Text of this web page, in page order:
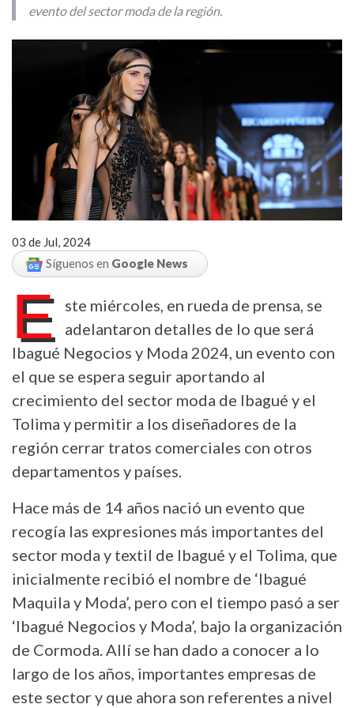
evento del sector moda de la región.
03 de Jul, 2024
Síguenos en Google News
E
ste miércoles, en rueda de prensa, se
adelantaron detalles de lo que será
Ibagué Negocios y Moda 2024, un evento con
el que se espera seguir aportando al
crecimiento del sector moda de Ibagué y el
Tolima y permitir a los diseñadores de la
región cerrar tratos comerciales con otros
departamentos y países.
Hace más de 14 años nació un evento que
recogía las expresiones más importantes del
sector moda y textil de Ibagué y el Tolima, que
inicialmente recibió el nombre de ‘Ibagué
Maquila y Moda’, pero con el tiempo pasó a ser
‘Ibagué Negocios y Moda’, bajo la organización
de Cormoda. Allí se han dado a conocer a lo
largo de los años, importantes empresas de
este sector y que ahora son referentes a nivel